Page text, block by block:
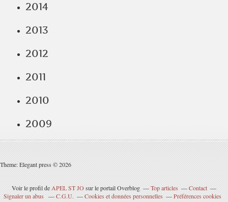
2014
2013
2012
2011
2010
2009
Theme: Elegant press © 2026
Voir le profil de APEL ST JOsur le portail Overblog Top articles
Contact
Signaler un abus
C.G.U. Cookies et données personnelles Préférences cookies